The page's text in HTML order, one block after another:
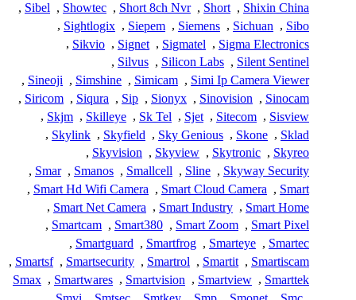
Shixin China
,
Short
,
Short 8ch Nvr
,
Showtec
,
Sibel
,
Sibo
,
Sichuan
,
Siemens
,
Siepem
,
Sightlogix
,
Sigma Electronics
,
Sigmatel
,
Signet
,
Sikvio
,
Silent Sentinel
,
Silicon Labs
,
Silvus
,
Simi Ip Camera Viewer
,
Simicam
,
Simshine
,
Sineoji
,
Sinocam
,
Sinovision
,
Sionyx
,
Sip
,
Siqura
,
Siricom
,
Sisview
,
Sitecom
,
Sjet
,
Sk Tel
,
Skilleye
,
Skjm
,
Sklad
,
Skone
,
Sky Genious
,
Skyfield
,
Skylink
,
Skyreo
,
Skytronic
,
Skyview
,
Skyvision
,
Skyway Security
,
Sline
,
Smallcell
,
Smanos
,
Smar
,
Smart
,
Smart Cloud Camera
,
Smart Hd Wifi Camera
,
Smart Home
,
Smart Industry
,
Smart Net Camera
,
Smart Pixel
,
Smart Zoom
,
Smart380
,
Smartcam
,
Smartec
,
Smarteye
,
Smartfrog
,
Smartguard
,
Smartiscam
,
Smartit
,
Smartrol
,
Smartsecurity
,
Smartsf
,
Smarttek
,
Smartview
,
Smartvision
,
Smartwares
,
Smax